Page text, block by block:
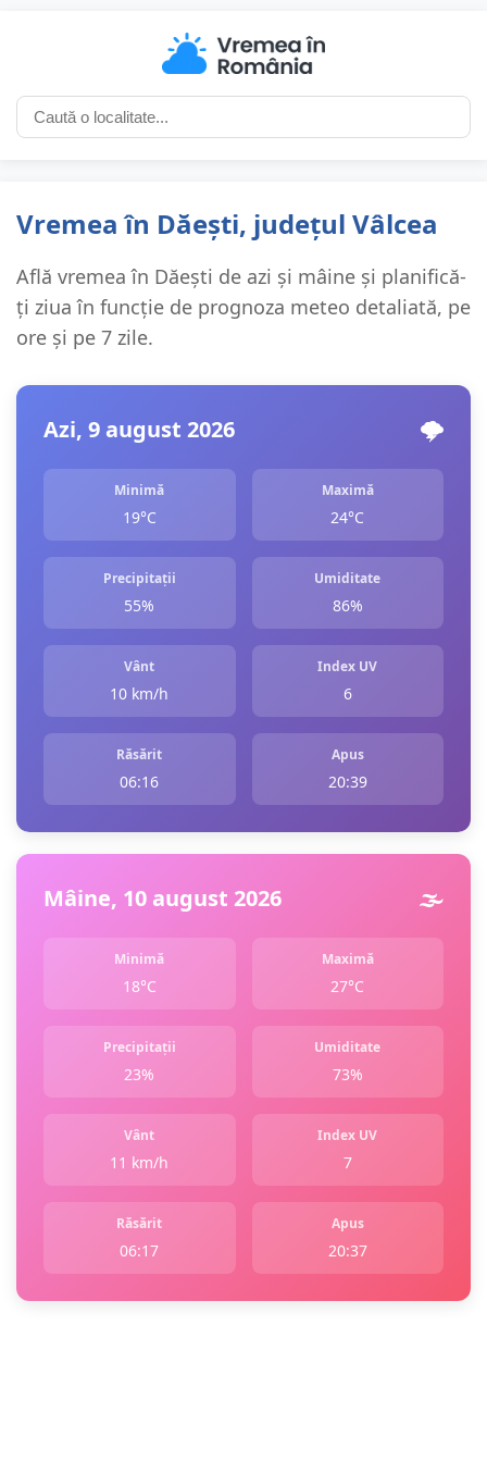
Vremea în Dăești, județul Vâlcea
Află vremea în Dăești de azi și mâine și planifică-
ți ziua în funcție de prognoza meteo detaliată, pe
ore și pe 7 zile.
Azi, 9 august 2026 🌩️
Minimă
19°C
Maximă
24°C
Precipitații
55%
Umiditate
86%
Vânt
10 km/h
Index UV
6
Răsărit
06:16
Apus
20:39
Mâine, 10 august 2026 🌫️
Minimă
18°C
Maximă
27°C
Precipitații
23%
Umiditate
73%
Vânt
11 km/h
Index UV
7
Răsărit
06:17
Apus
20:37